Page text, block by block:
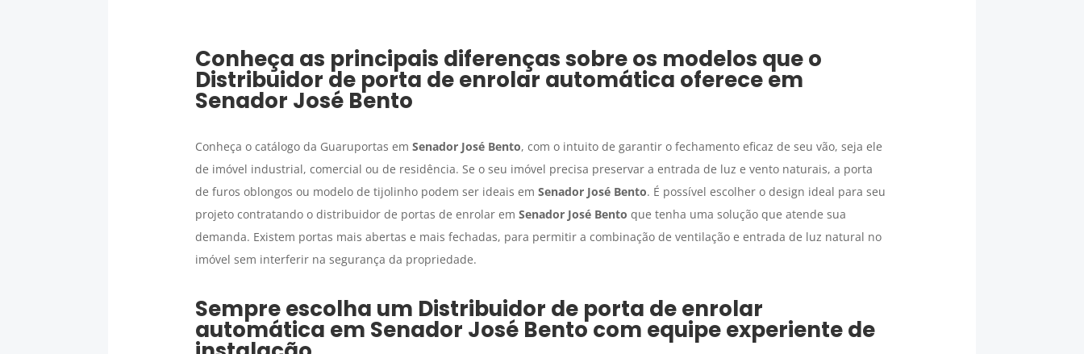
Conheça as principais diferenças sobre os modelos que o
Distribuidor de porta de enrolar automática oferece em
Senador José Bento
Conheça o catálogo da Guaruportas em Senador José Bento, com o intuito de garantir o fechamento eficaz de seu vão, seja ele
de imóvel industrial, comercial ou de residência. Se o seu imóvel precisa preservar a entrada de luz e vento naturais, a porta
de furos oblongos ou modelo de tijolinho podem ser ideais em Senador José Bento. É possível escolher o design ideal para seu
projeto contratando o distribuidor de portas de enrolar em Senador José Bento que tenha uma solução que atende sua
demanda. Existem portas mais abertas e mais fechadas, para permitir a combinação de ventilação e entrada de luz natural no
imóvel sem interferir na segurança da propriedade.
Sempre escolha um Distribuidor de porta de enrolar
automática em Senador José Bentocom equipe experiente de